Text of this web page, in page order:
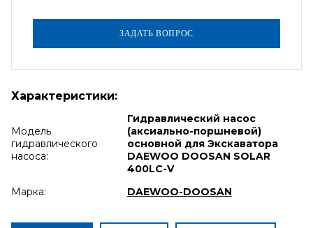
Характеристики:
Модель
гидравлического
насоса:
Гидравлический насос
(аксиально-поршневой)
основной для Экскаватора
DAEWOO DOOSAN SOLAR
400LC-V
Марка:
DAEWOO-DOOSAN